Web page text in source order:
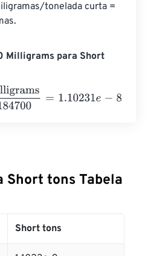
tonelada curta =
Milligrams para Short
907184700= 1.10231 Short
Short tons Tabela
Short tons